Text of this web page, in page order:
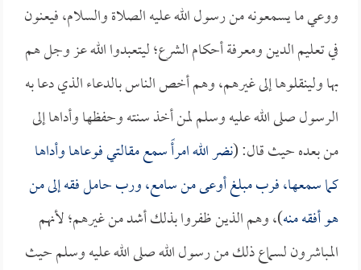
ووعي ما يسمعونه من رسول الله عليه الصلاة والسلام، فيعنون
في تعليم الدين ومعرفة أحكام الشرع؛ ليتعبدوا الله عز وجل هم
بها ولينقلوها إلى غيرهم، وهم أخص الناس بالدعاء الذي دعا به
الرسول صلى الله عليه وسلم لمن أخذ سنته وحفظها وأداها إلى
من بعده حيث قال: (نضر الله امرأً سمع مقالتي فوعاها وأداها
كما سمعها، فرب مبلغ أوعى من سامع، ورب حامل فقه إلى من
هو أفقه منه)، وهم الذين ظفروا بذلك أشد من غيرهم؛ لأنهم
المباشرون لسماع ذلك من رسول الله صلى الله عليه وسلم حيث